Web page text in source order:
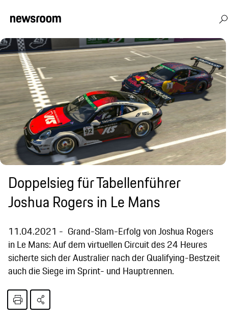
Doppelsieg für Tabellenführer
Joshua Rogers in Le Mans
11.04.2021
Grand-Slam-Erfolg von Joshua Rogers
in Le Mans: Auf dem virtuellen Circuit des 24 Heures
sicherte sich der Australier nach der Qualifying-Bestzeit
auch die Siege im Sprint- und Hauptrennen.